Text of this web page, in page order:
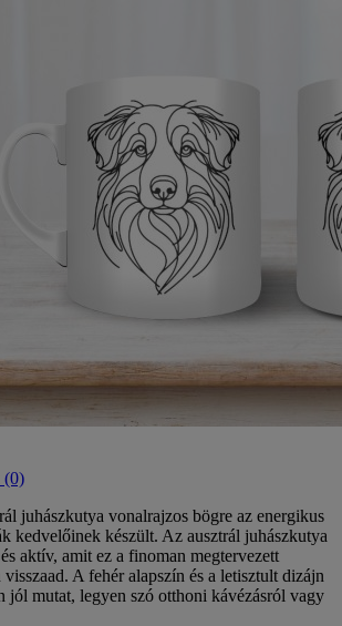
(0)
juhászkutya vonalrajzos bögre az energikus
kedvelőinek készült. Az ausztrál juhászkutya
aktív, amit ez a finoman megtervezett
A fehér alapszín és a letisztult dizájn
jól mutat, legyen szó otthoni kávézásról vagy